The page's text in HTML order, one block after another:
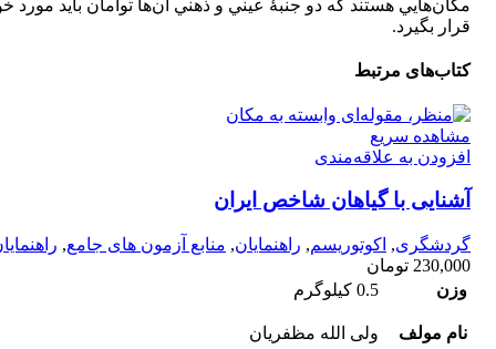
مكان‌هايي هستند كه دو جنبۀ عيني و ذهني آن‌ها توأمان بايد مورد
قرار بگيرد.
کتاب‌های مرتبط
مشاهده سریع
افزودن به علاقه‌مندی
آشنايی با گياهان شاخص ايران
گردشگری, اکوتوریسم, راهنمایان, منابع آزمون های جامع,
230,000 تومان
وزن
0.5 کیلوگرم
نام مولف ولی الله مظفریان